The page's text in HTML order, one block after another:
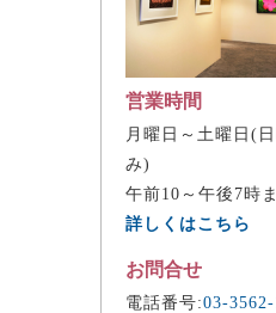
営業時間
月曜日～土曜日(
み)
午前10～午後7時
詳しくはこちら
お問合せ
電話番号:03-